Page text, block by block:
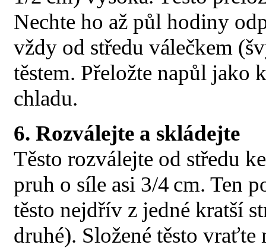
Nechte ho až půl hodiny
vždy od středu válečkem
těstem. Přeložte napůl jako
chladu.
6. Rozválejte a skládejte
Těsto rozválejte od středu
pruh o síle asi 3/4 cm. Ten
těsto nejdřív z jedné kratší
druhé). Složené těsto